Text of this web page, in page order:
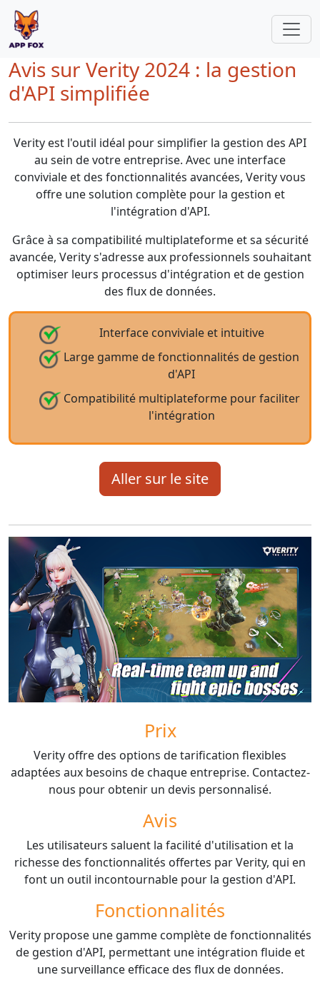
Avis sur Verity 2024 : la gestion
d'API simplifiée
Verity est l'outil idéal pour simplifier la gestion des API
au sein de votre entreprise. Avec une interface
conviviale et des fonctionnalités avancées, Verity vous
offre une solution complète pour la gestion et
l'intégration d'API.
Grâce à sa compatibilité multiplateforme et sa sécurité
avancée, Verity s'adresse aux professionnels souhaitant
optimiser leurs processus d'intégration et de gestion
des flux de données.
Interface conviviale et intuitive
Large gamme de fonctionnalités de gestion
d'API
Compatibilité multiplateforme pour faciliter
l'intégration
Aller sur le site
Prix
Verity offre des options de tarification flexibles
adaptées aux besoins de chaque entreprise. Contactez-
nous pour obtenir un devis personnalisé.
Avis
Les utilisateurs saluent la facilité d'utilisation et la
richesse des fonctionnalités offertes par Verity, qui en
font un outil incontournable pour la gestion d'API.
Fonctionnalités
Verity propose une gamme complète de fonctionnalités
de gestion d'API, permettant une intégration fluide et
une surveillance efficace des flux de données.